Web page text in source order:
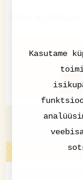
Kasutame